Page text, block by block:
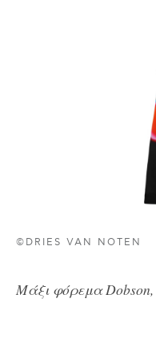
©DRIES VAN NOTEN
Μάξι φόρεμα Dobson,